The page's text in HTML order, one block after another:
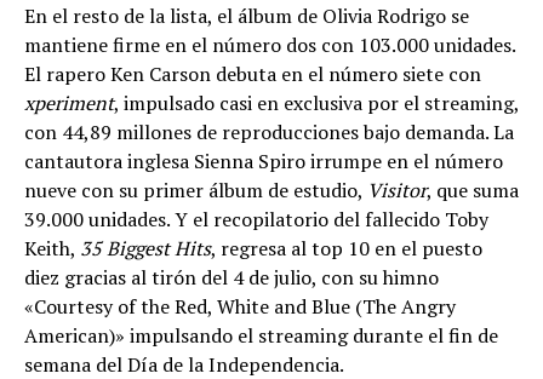
En el resto de la lista, el álbum de Olivia Rodrigo se
mantiene firme en el número dos con 103.000 unidades.
El rapero Ken Carson debuta en el número siete con
xperiment, impulsado casi en exclusiva por el streaming,
con 44,89 millones de reproducciones bajo demanda. La
cantautora inglesa Sienna Spiro irrumpe en el número
nueve con su primer álbum de estudio, Visitor, que suma
39.000 unidades. Y el recopilatorio del fallecido Toby
Keith, 35 Biggest Hits, regresa al top 10 en el puesto
diez gracias al tirón del 4 de julio, con su himno
«Courtesy of the Red, White and Blue (The Angry
American)» impulsando el streaming durante el fin de
semana del Día de la Independencia.